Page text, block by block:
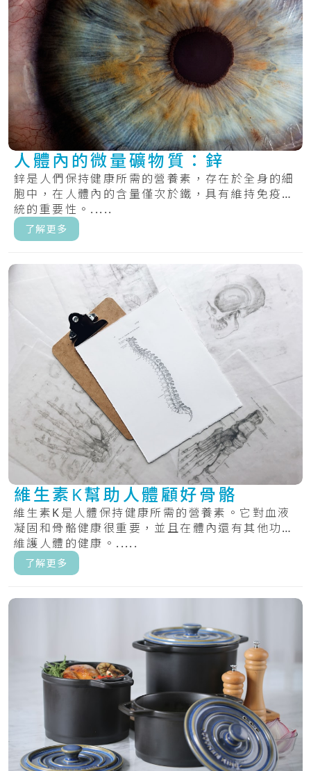
人體內的微量礦物質：鋅
鋅是人們保持健康所需的營養素，存在於全身的細
胞中，在人體內的含量僅次於鐵，具有維持免疫系
統的重要性。.....
了解更多
維生素K幫助人體顧好骨骼
維生素K是人體保持健康所需的營養素。它對血液
凝固和骨骼健康很重要，並且在體內還有其他功能
維護人體的健康。.....
了解更多